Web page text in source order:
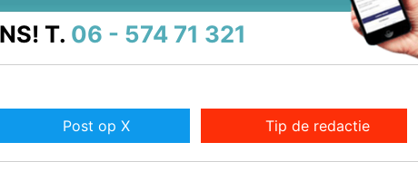
T. 06 - 574 71 321
Post op X Tip de redactie